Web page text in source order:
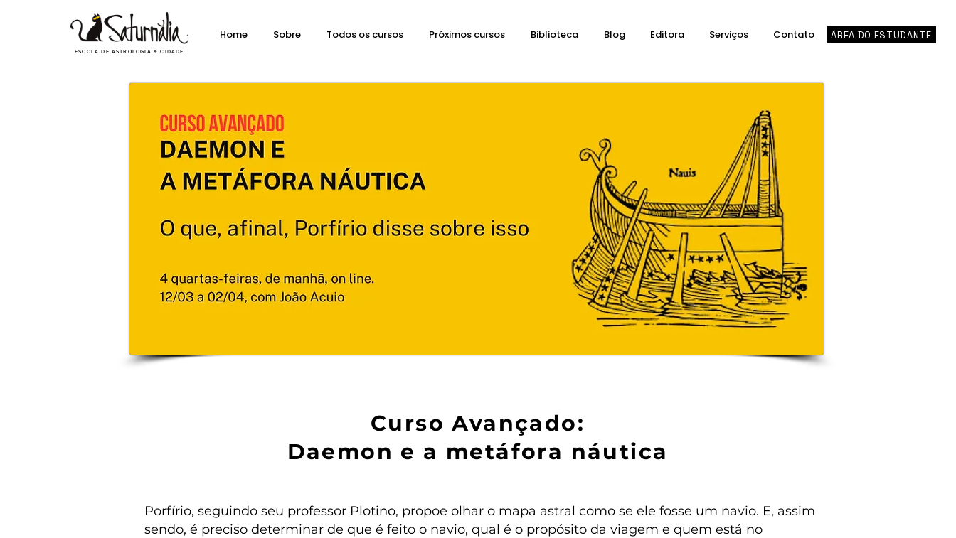
Home Sobre Todos os cursos Próximos cursos Biblioteca Blog Editora Serviços Contato ÁREA DO ESTUDANTE
ESCOLA DE ASTROLOGIA & CIDADE
Curso Avançado:
Daemon e a metáfora náutica
Porfírio, seguindo seu professor Plotino, propoe olhar o mapa astral como se ele fosse um navio. E, assim
sendo, é preciso determinar de que é feito o navio, qual é o propósito da viagem e quem está no